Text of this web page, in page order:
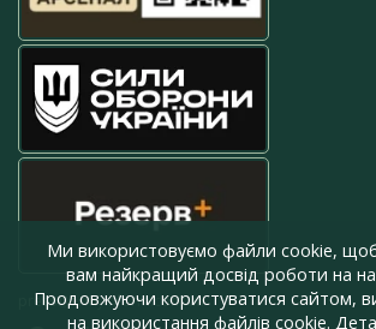
press@armyinform.com.ua
Ми використовуємо файли cookie,
вам найкращий досвід роботи на
Продовжуючи користуватися сайтом,
на використання файлів cookie.